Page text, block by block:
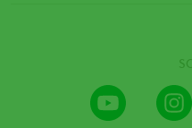
Youtube
Channel